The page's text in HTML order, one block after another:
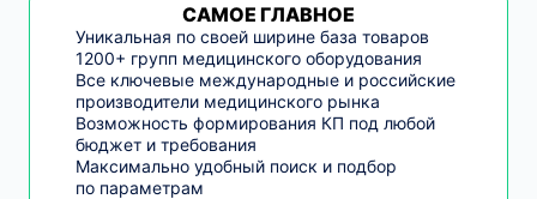
САМОЕ ГЛАВНОЕ
Уникальная по своей ширине база товаров
1200+ групп медицинского оборудования
Все ключевые международные и российские
производители медицинского рынка
Возможность формирования КП под любой
бюджет и требования
Максимально удобный поиск и подбор
по параметрам